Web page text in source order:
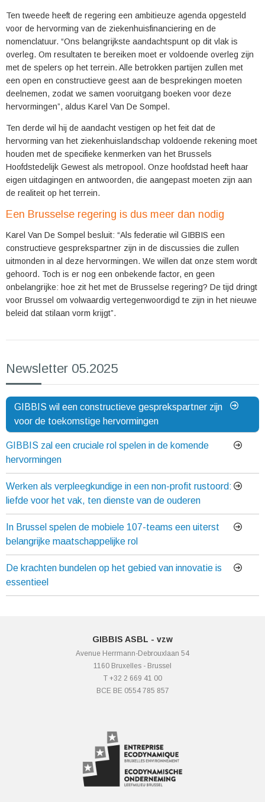
Ten tweede heeft de regering een ambitieuze agenda opgesteld
voor de hervorming van de ziekenhuisfinanciering en de
nomenclatuur. “Ons belangrijkste aandachtspunt op dit vlak is
overleg. Om resultaten te bereiken moet er voldoende overleg zijn
met de spelers op het terrein. Alle betrokken partijen zullen met
een open en constructieve geest aan de besprekingen moeten
deelnemen, zodat we samen vooruitgang boeken voor deze
hervormingen”, aldus Karel Van De Sompel.
Ten derde wil hij de aandacht vestigen op het feit dat de
hervorming van het ziekenhuislandschap voldoende rekening moet
houden met de specifieke kenmerken van het Brussels
Hoofdstedelijk Gewest als metropool. Onze hoofdstad heeft haar
eigen uitdagingen en antwoorden, die aangepast moeten zijn aan
de realiteit op het terrein.
Een Brusselse regering is dus meer dan nodig
Karel Van De Sompel besluit: “Als federatie wil GIBBIS een
constructieve gesprekspartner zijn in de discussies die zullen
uitmonden in al deze hervormingen. We willen dat onze stem wordt
gehoord. Toch is er nog een onbekende factor, en geen
onbelangrijke: hoe zit het met de Brusselse regering? De tijd dringt
voor Brussel om volwaardig vertegenwoordigd te zijn in het nieuwe
beleid dat stilaan vorm krijgt”.
Newsletter 05.2025
GIBBIS wil een constructieve gesprekspartner zijn
voor de toekomstige hervormingen
GIBBIS zal een cruciale rol spelen in de komende
hervormingen
Werken als verpleegkundige in een non-profit rustoord:
liefde voor het vak, ten dienste van de ouderen
In Brussel spelen de mobiele 107-teams een uiterst
belangrijke maatschappelijke rol
De krachten bundelen op het gebied van innovatie is
essentieel
GIBBIS ASBL - vzw
Avenue Herrmann-Debrouxlaan 54
1160 Bruxelles - Brussel
T +32 2 669 41 00
BCE BE 0554 785 857